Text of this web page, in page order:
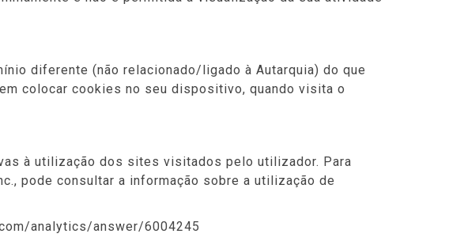
diferente (não relacionado/ligado à Autarquia) do que
colocar cookies no seu dispositivo, quando visita o
à utilização dos sites visitados pelo utilizador. Para
pode consultar a informação sobre a utilização de
analytics/answer/6004245